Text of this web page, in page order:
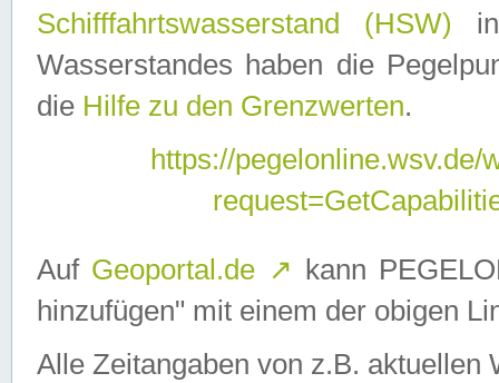
Schifffahrtswasserstand (HSW)
Wasserstandes haben die
die Hilfe zu den Grenzwerten.
https://
Auf Geoportal.de ↗ kann
hinzufügen" mit einem der obigen
Alle Zeitangaben von z.B. aktuellen